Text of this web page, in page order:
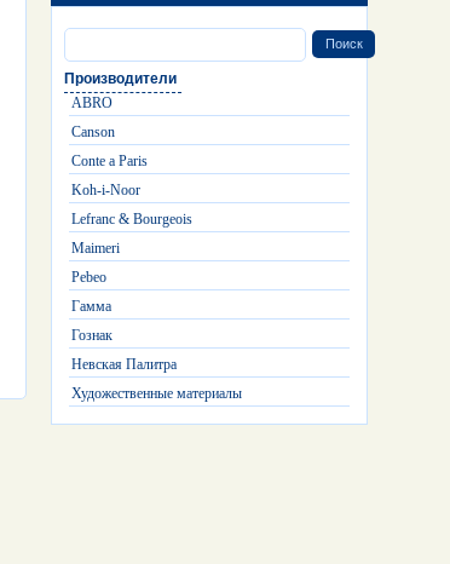
Производители
ABRO
Canson
Conte a Paris
Koh-i-Noor
Lefranc & Bourgeois
Maimeri
Pebeo
Гамма
Гознак
Невская Палитра
Художественные материалы